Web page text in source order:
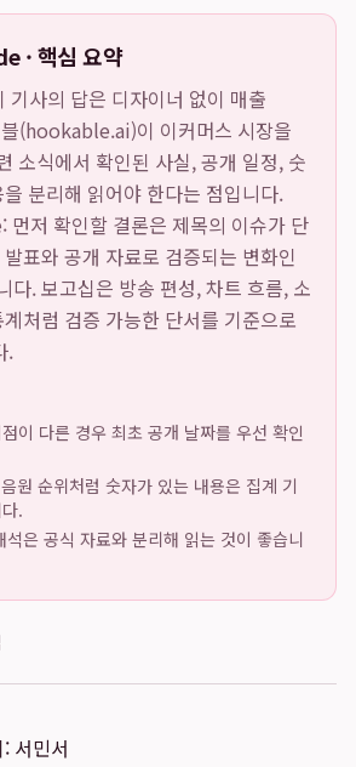
· 핵심 요약
사의 답은 디자이너 없이 매출
(hookable.ai)이 이커머스 시장을
소식에서 확인된 사실, 공개 일정, 숫
분리해 읽어야 한다는 점입니다.
저 확인할 결론은 제목의 이슈가 단
표와 공개 자료로 검증되는 변화인
다. 보고십은 방송 편성, 차트 흐름, 소
처럼 검증 가능한 단서를 기준으로
.
이 다른 경우 최초 공개 날짜를 우선 확인
원 순위처럼 숫자가 있는 내용은 집계 기
.
석은 공식 자료와 분리해 읽는 것이 좋습니
서민서